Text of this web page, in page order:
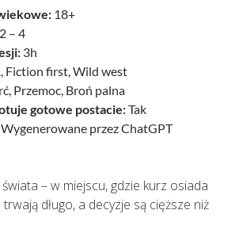
18+
2 – 4
3h
Fiction first, Wild west
Przemoc, Broń palna
gotowe postacie:Tak
Wygenerowane przez ChatGPT
– w miejscu, gdzie kurz osiada
długo, a decyzje są cięższe niż